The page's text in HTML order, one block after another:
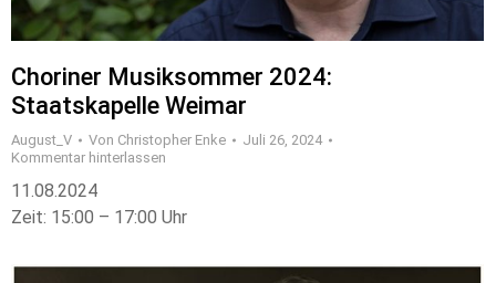
Choriner Musiksommer 2024:
Staatskapelle Weimar
August_V Von Christopher Enke
Juli 26, 2024
Kommentar hinterlassen
11.08.2024
Zeit: 15:00 – 17:00 Uhr